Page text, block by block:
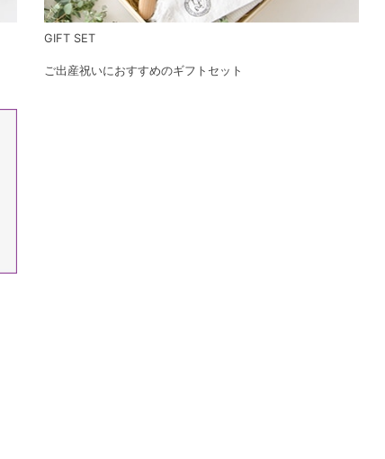
GIFT SET
ご出産祝いにおすすめのギフトセット